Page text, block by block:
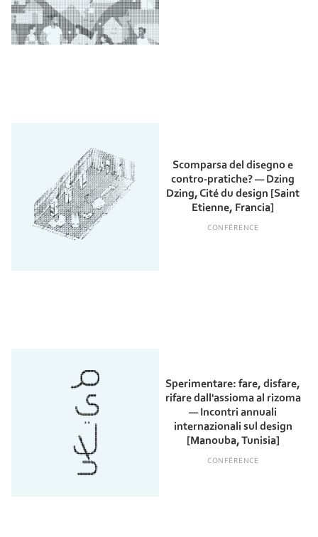
Scomparsa del disegno e
contro-pratiche? — Dzing
Dzing, Cité du design [Saint
Etienne, Francia]
CONFÉRENCE
Sperimentare: fare, disfare,
rifare dall'assioma al rizoma
— Incontri annuali
internazionali sul design
[Manouba, Tunisia]
CONFÉRENCE